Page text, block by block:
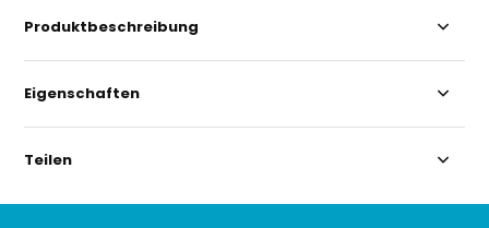
Produktbeschreibung
Eigenschaften
Teilen